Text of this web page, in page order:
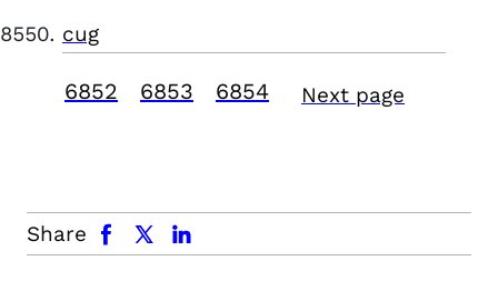
cug
6852 6853 6854 Next page
Share
facebook x.com linkedin